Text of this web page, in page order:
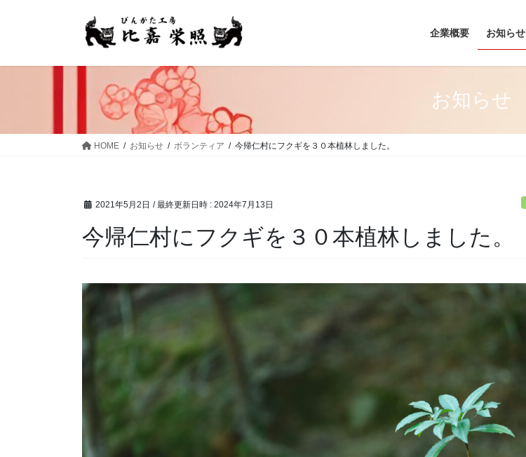
企業概要 お知らせ
お知らせ
HOME お知らせ ボランティア 今帰仁村にフクギを３０本植林しました。
2021年5月2日 / 最終更新日時 : 2024年7月13日
今帰仁村にフクギを３０本植林しました。